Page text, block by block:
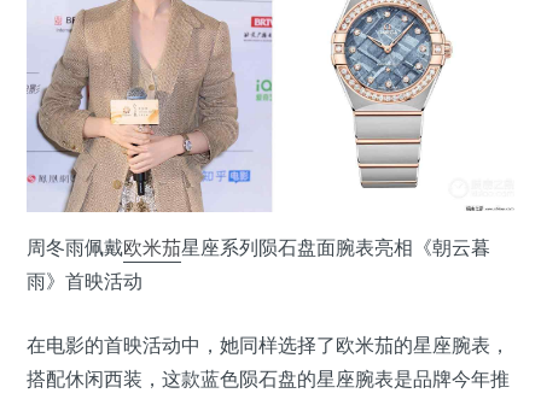
周冬雨佩戴欧米茄星座系列陨石盘面腕表亮相《朝云暮
雨》首映活动
在电影的首映活动中，她同样选择了欧米茄的星座腕表，
搭配休闲西装，这款蓝色陨石盘的星座腕表是品牌今年推